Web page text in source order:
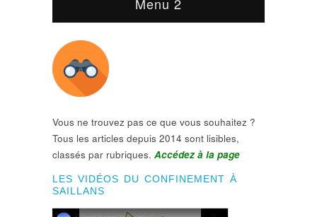
Vous ne trouvez pas ce que vous souhaitez ?
Tous les articles depuis 2014 sont lisibles,
classés par rubriques. Accédez à la page
LES VIDÉOS DU CONFINEMENT À
SAILLANS